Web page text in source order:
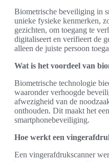
Biometrische beveiliging in
unieke fysieke kenmerken,
gezichten, om toegang te
digitaliseert en verifieert de
alleen de juiste persoon
Wat is het voordeel van
Biometrische technologie
waaronder verhoogde
afwezigheid van de
onthouden. Dit maakt het
smartphonebeveiliging.
Hoe werkt een
Een vingerafdrukscanner